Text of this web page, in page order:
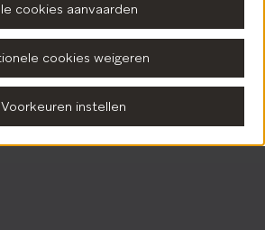
cookies aanvaarden
cookies weigeren
Voorkeuren instellen